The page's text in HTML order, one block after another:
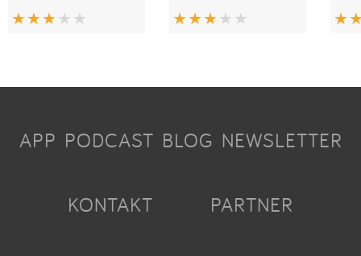
APP PODCAST BLOG NEWSLETTER
KONTAKT PARTNER